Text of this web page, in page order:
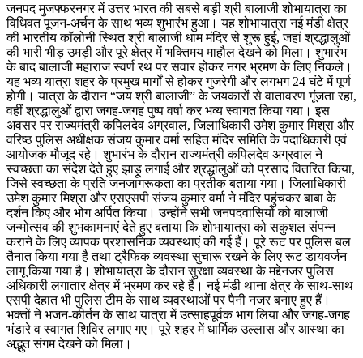
जनपद मुजफ्फरनगर में उत्तर भारत की सबसे बड़ी श्री बालाजी शोभायात्रा का
विधिवत पूजन-अर्चन के साथ भव्य शुभारंभ हुआ। यह शोभायात्रा नई मंडी क्षेत्र
की भारतीय कॉलोनी स्थित श्री बालाजी धाम मंदिर से शुरू हुई, जहां श्रद्धालुओं
की भारी भीड़ उमड़ी और पूरे क्षेत्र में भक्तिमय माहौल देखने को मिला। शुभारंभ
के बाद बालाजी महाराज स्वर्ण रथ पर सवार होकर नगर भ्रमण के लिए निकले।
यह भव्य यात्रा शहर के प्रमुख मार्गों से होकर गुजरेगी और लगभग 24 घंटे में पूर्ण
होगी। यात्रा के दौरान “जय श्री बालाजी” के जयकारों से वातावरण गूंजता रहा,
वहीं श्रद्धालुओं द्वारा जगह-जगह पुष्प वर्षा कर भव्य स्वागत किया गया। इस
अवसर पर राज्यमंत्री कपिलदेव अग्रवाल, जिलाधिकारी उमेश कुमार मिश्रा और
वरिष्ठ पुलिस अधीक्षक संजय कुमार वर्मा सहित मंदिर समिति के पदाधिकारी एवं
आयोजक मौजूद रहे। शुभारंभ के दौरान राज्यमंत्री कपिलदेव अग्रवाल ने
स्वच्छता का संदेश देते हुए झाड़ू लगाई और श्रद्धालुओं को प्रसाद वितरित किया,
जिसे स्वच्छता के प्रति जनजागरूकता का प्रतीक बताया गया। जिलाधिकारी
उमेश कुमार मिश्रा और एसएसपी संजय कुमार वर्मा ने मंदिर पहुंचकर बाबा के
दर्शन किए और भोग अर्पित किया। उन्होंने सभी जनपदवासियों को बालाजी
जन्मोत्सव की शुभकामनाएं देते हुए बताया कि शोभायात्रा को सकुशल संपन्न
कराने के लिए व्यापक प्रशासनिक व्यवस्थाएं की गई हैं। पूरे रूट पर पुलिस बल
तैनात किया गया है तथा ट्रैफिक व्यवस्था सुचारू रखने के लिए रूट डायवर्जन
लागू किया गया है। शोभायात्रा के दौरान सुरक्षा व्यवस्था के मद्देनजर पुलिस
अधिकारी लगातार क्षेत्र में भ्रमण कर रहे हैं। नई मंडी थाना क्षेत्र के साथ-साथ
एसपी देहात भी पुलिस टीम के साथ व्यवस्थाओं पर पैनी नजर बनाए हुए हैं।
भक्तों ने भजन-कीर्तन के साथ यात्रा में उत्साहपूर्वक भाग लिया और जगह-जगह
भंडारे व स्वागत शिविर लगाए गए। पूरे शहर में धार्मिक उल्लास और आस्था का
अद्भुत संगम देखने को मिला।